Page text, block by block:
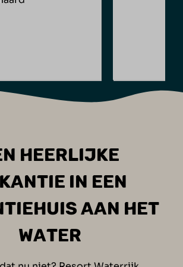
HEERLIJKE
IN EEN
AAN HET
WATER